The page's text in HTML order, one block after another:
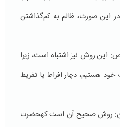
این صورت، ظالم به کم‌گذاشتن
این روش نیز اشتباه است، زیرا
خود هستیم، دچار افراط یا تفریط
روش صحیح آن است کهحضرت